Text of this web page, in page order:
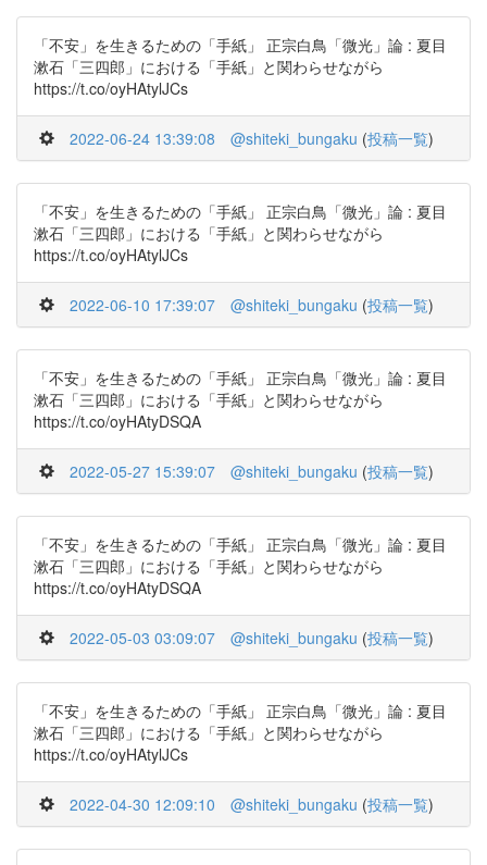
「不安」を生きるための「手紙」 正宗白鳥「微光」論 : 夏目
漱石「三四郎」における「手紙」と関わらせながら
https://t.co/oyHAtylJCs
2022-06-24 13:39:08 @shiteki_bungaku (投稿一覧)
「不安」を生きるための「手紙」 正宗白鳥「微光」論 : 夏目
漱石「三四郎」における「手紙」と関わらせながら
https://t.co/oyHAtylJCs
2022-06-10 17:39:07 @shiteki_bungaku (投稿一覧)
「不安」を生きるための「手紙」 正宗白鳥「微光」論 : 夏目
漱石「三四郎」における「手紙」と関わらせながら
https://t.co/oyHAtyDSQA
2022-05-27 15:39:07 @shiteki_bungaku (投稿一覧)
「不安」を生きるための「手紙」 正宗白鳥「微光」論 : 夏目
漱石「三四郎」における「手紙」と関わらせながら
https://t.co/oyHAtyDSQA
2022-05-03 03:09:07 @shiteki_bungaku (投稿一覧)
「不安」を生きるための「手紙」 正宗白鳥「微光」論 : 夏目
漱石「三四郎」における「手紙」と関わらせながら
https://t.co/oyHAtylJCs
2022-04-30 12:09:10 @shiteki_bungaku (投稿一覧)